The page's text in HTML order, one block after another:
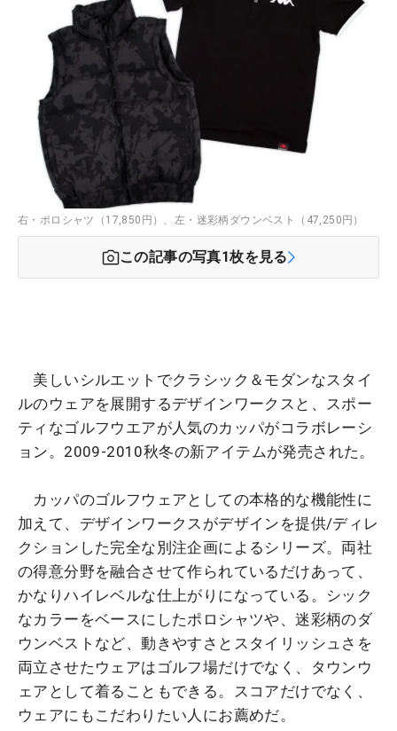
右・ポロシャツ（17,850円）、左・迷彩柄ダウンベスト（47,250円）
この記事の写真1枚を見る
美しいシルエットでクラシック＆モダンなスタイ
ルのウェアを展開するデザインワークスと、スポー
ティなゴルフウエアが人気のカッパがコラボレーシ
ョン。2009-2010秋冬の新アイテムが発売された。
カッパのゴルフウェアとしての本格的な機能性に
加えて、デザインワークスがデザインを提供/ディレ
クションした完全な別注企画によるシリーズ。両社
の得意分野を融合させて作られているだけあって、
かなりハイレベルな仕上がりになっている。シック
なカラーをベースにしたポロシャツや、迷彩柄のダ
ウンベストなど、動きやすさとスタイリッシュさを
両立させたウェアはゴルフ場だけでなく、タウンウ
ェアとして着ることもできる。スコアだけでなく、
ウェアにもこだわりたい人にお薦めだ。